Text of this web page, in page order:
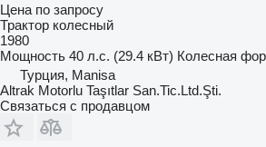
Цена по запросу
Трактор колесный
1980
Мощность 40 л.с. (29.4 кВт) Колесная
Турция, Manisa
Altrak Motorlu Taşıtlar San.Tic.Ltd.Şti.
Связаться с продавцом